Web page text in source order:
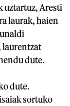
uztartuz, Aresti
laurak, haien
laurentzat
dute.
dute.
sortuko